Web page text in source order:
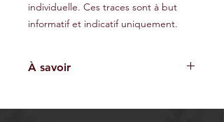
individuelle. Ces traces sont à but
informatif et indicatif uniquement.
À savoir
indicatif et ne garantissent pas